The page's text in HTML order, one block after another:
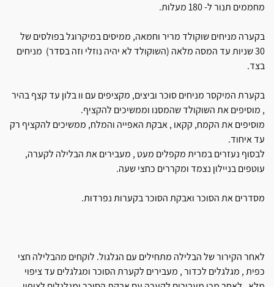
מחממים תנור ל- 180 מעלות.
בקערה מניחים שוקולד מריר וחמאה, ממיסים במיקרוגל בפולסים של
30 שניות עד המסה מלאה (השוקולד לא יהיה נוזלי וזה בסדר) מניחים
בצד.
בקערת המיקסר מניחים סוכר וביצים, מקציפים עם וו בלון עד קצף בהיר
, מוסיפים את השוקולד שהמסנו וממשיכים להקציף.
מוסיפים את הקמח, קקאו , אבקת האפייה והמלח, ממשיכים להקציף רק
עד איחוד.
לבסוף נעזרים במרית מקפלים מעט , מעבירים את הבלילה לקערה,
עוטפים בניילון נצמד ומקררים כחצי שעה.
מסדרים את הסוכר ואבקת הסוכר בקערות נפרדות.
לאחר הקירור של הבלילה מתחילים עם הגלגול. לוקחים מהבלילה חצי
כפית , מגלגלים לכדור , מעבירים לקערת הסוכר ומגלגלים עד ציפוי